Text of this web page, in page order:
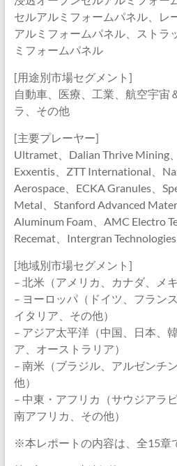
セルアルミフォームパネル、レ
アルミフォームパネル、ストラ
ミフォームパネル
[用途別市場セグメント]
自動車、医療、工業、航空宇宙
ラ、その他
[主要プレーヤー]
Ultramet、Dalian Thrive Mining
Exxentis、ZTT International、
Aerospace、ECKA Granules、
Metal、Stanford Advanced
Aluminum Foam、AMC Electro
Recemat、Intergran Technologies
[地域別市場セグメント]
– 北米（アメリカ、カナダ、メキ
– ヨーロッパ（ドイツ、フラン
イタリア、その他）
– アジア太平洋（中国、日本、
ア、オーストラリア）
– 南米（ブラジル、アルゼンチ
他）
– 中東・アフリカ（サウジアラ
南アフリカ、その他）
※本レポートの内容は、全15章